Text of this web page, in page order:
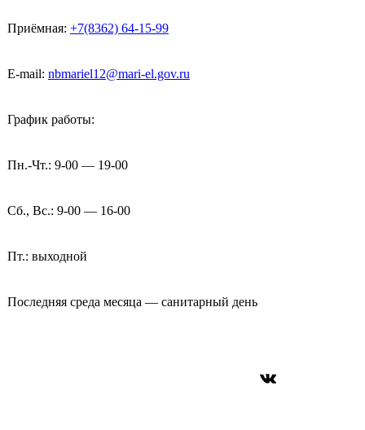
Приёмная: +7(8362) 64-15-99
E-mail: nbmariel12@mari-el.gov.ru
График работы:
Пн.-Чт.: 9-00 — 19-00
Сб., Вс.: 9-00 — 16-00
Пт.: выходной
Последняя среда месяца — санитарный день
ВКонтакте